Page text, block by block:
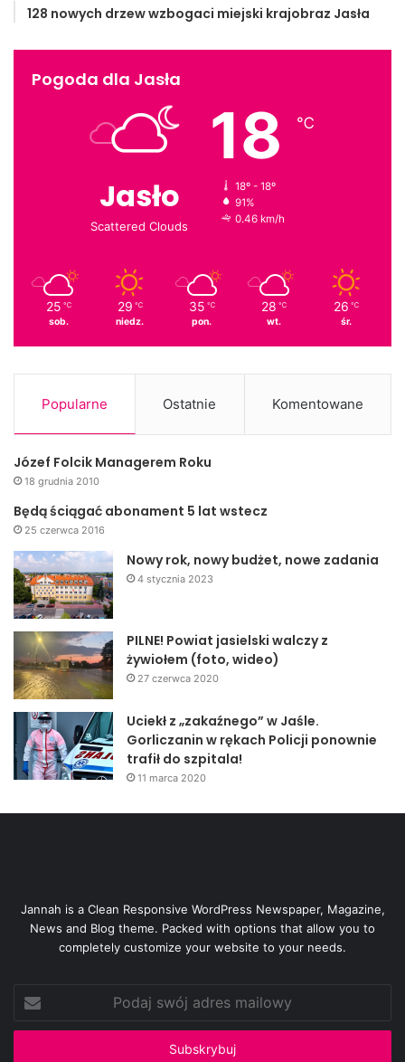
128 nowych drzew wzbogaci miejski krajobraz Jasła
Pogoda dla Jasła
Jasło
Scattered Clouds
18 ℃
18º - 18º
91%
0.46 km/h
25 ℃
sob.
29 ℃
niedz.
35 ℃
pon.
28 ℃
wt.
26 ℃
śr.
Popularne Ostatnie Komentowane
Józef Folcik Managerem Roku
18 grudnia 2010
Będą ściągać abonament 5 lat wstecz
25 czerwca 2016
Nowy rok, nowy budżet, nowe zadania
4 stycznia 2023
PILNE! Powiat jasielski walczy z
żywiołem (foto, wideo)
27 czerwca 2020
Uciekł z „zakaźnego” w Jaśle.
Gorliczanin w rękach Policji ponownie
trafił do szpitala!
11 marca 2020
Jannah is a Clean Responsive WordPress Newspaper, Magazine,
News and Blog theme. Packed with options that allow you to
completely customize your website to your needs.
swój
adres